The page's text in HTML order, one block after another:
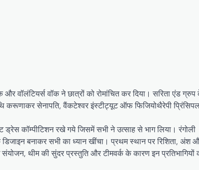
वॉलंटियर्स वॉक ने छात्रों को रोमांचित कर दिया। सरिता एंड
करूणाकर सेनापति, वैंकटेश्वर इंस्टीट्यूट ऑफ फिजियोथैरेपी
कॉम्पीटिशन रखे गये जिसमें सभी ने उत्साह से भाग लिया। रंगोली
डिजाइन बनाकर सभी का ध्यान खींचा। प्रथम स्थान पर रिशिता, अंश
संयोजन, थीम की सुंदर प्रस्तुति और टीमवर्क के कारण इन प्रतिभागियों